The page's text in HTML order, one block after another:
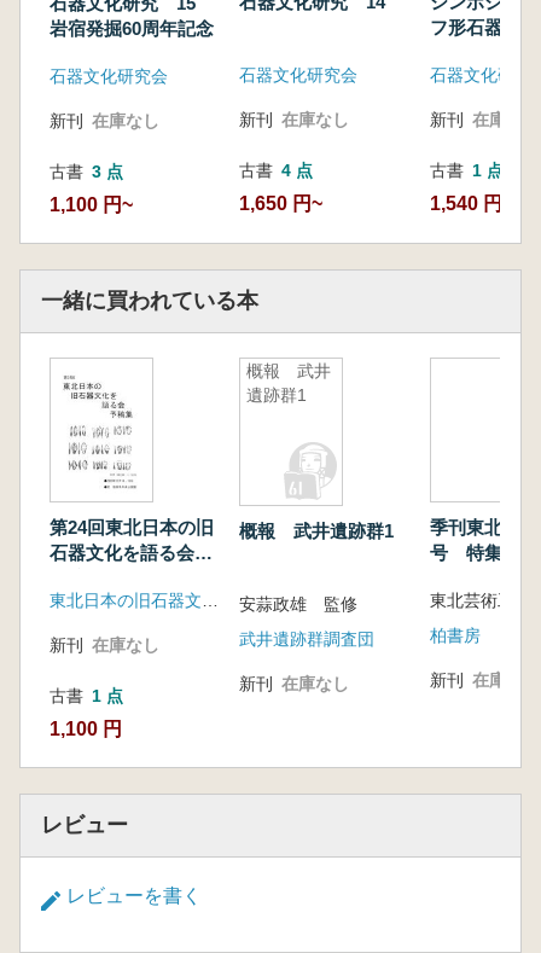
岩宿発掘60周年記念
石器文化研究会
新刊 在庫なし
古書 3 点
1,100 円~
石器文化研究会
新刊 在庫なし
古書 4 点
1,650 円~
フ形石器文
石器文化終
メント集
石器文化研究
新刊 在庫なし
古書 1 点
1,540 円
一緒に買われている本
第24回東北日本の旧
石器文化を語る会
新刊 在庫なし
古書 1 点
1,100 円
概報 武井
遺跡群1
概報 武井遺跡群1
安蒜政雄 監修
武井遺跡群調査団
新刊 在庫なし
季刊東北学
号 特集:縄
柏書房
新刊 在庫なし
レビュー
レビューを書く